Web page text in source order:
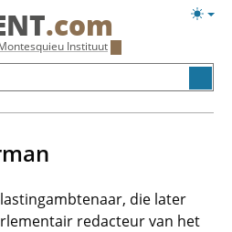
.com
Instituut
die later
redacteur van het